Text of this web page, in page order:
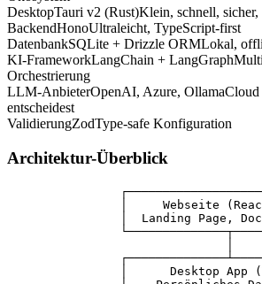
DesktopTauri v2 (Rust)Klein, schnell, sicher,
BackendHonoUltraleicht, TypeScript-first
DatenbankSQLite + Drizzle ORMLokal,
KI-FrameworkLangChain + LangGraph
Orchestrierung
LLM-AnbieterOpenAI, Azure, OllamaCloud
entscheidest
ValidierungZodType-safe Konfiguration
Architektur-Überblick
│     Webseite
│  Landing Page,
│      Desktop App